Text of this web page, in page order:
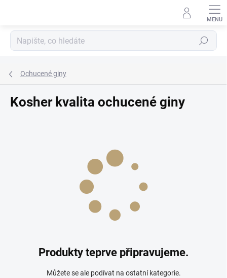
Hledat
Ochucené giny
Kosher kvalita ochucené giny
Produkty teprve připravujeme.
Můžete se ale podívat na ostatní kategorie.